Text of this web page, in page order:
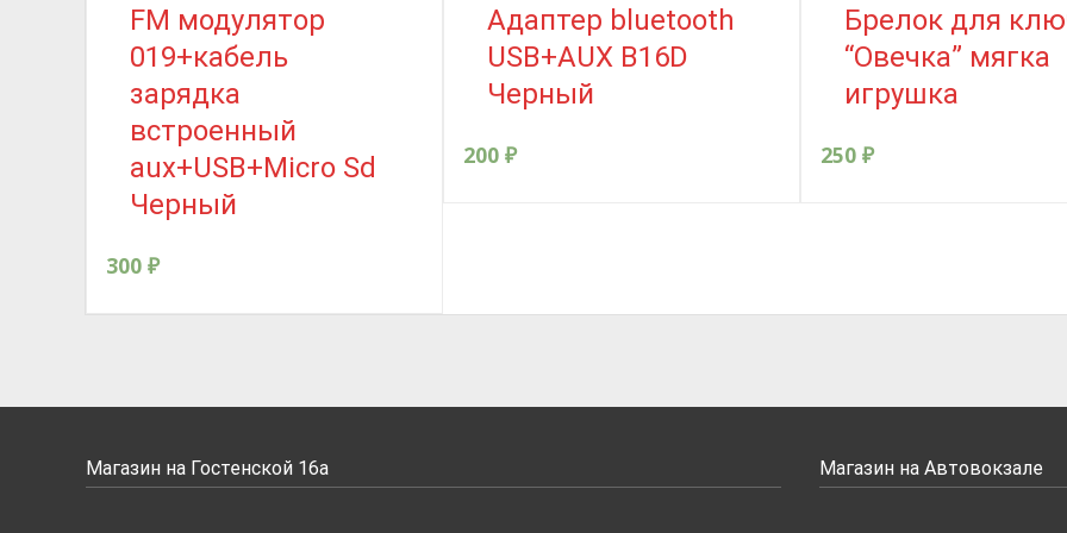
FM модулятор
019+кабель
зарядка
встроенный
aux+USB+Micro Sd
Черный
300 ₽
Адаптер bluetooth
USB+AUX B16D
Черный
200 ₽
Брелок для
“Овечка” мягка
игрушка
250 ₽
Магазин на Гостенской 16а Магазин на Автовокзале